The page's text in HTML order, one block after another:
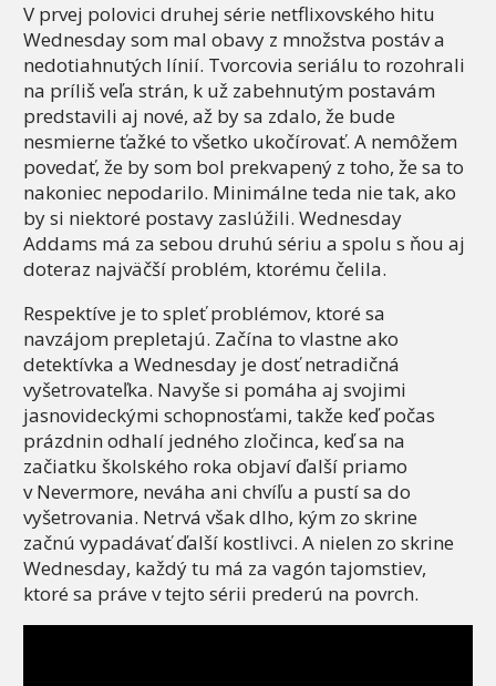
V prvej polovici druhej série netflixovského hitu
Wednesday som mal obavy z množstva postáv a
nedotiahnutých línií. Tvorcovia seriálu to rozohrali
na príliš veľa strán, k už zabehnutým postavám
predstavili aj nové, až by sa zdalo, že bude
nesmierne ťažké to všetko ukočírovať. A nemôžem
povedať, že by som bol prekvapený z toho, že sa to
nakoniec nepodarilo. Minimálne teda nie tak, ako
by si niektoré postavy zaslúžili. Wednesday
Addams má za sebou druhú sériu a spolu s ňou aj
doteraz najväčší problém, ktorému čelila.
Respektíve je to spleť problémov, ktoré sa
navzájom prepletajú. Začína to vlastne ako
detektívka a Wednesday je dosť netradičná
vyšetrovateľka. Navyše si pomáha aj svojimi
jasnovideckými schopnosťami, takže keď počas
prázdnin odhalí jedného zločinca, keď sa na
začiatku školského roka objaví ďalší priamo
v Nevermore, neváha ani chvíľu a pustí sa do
vyšetrovania. Netrvá však dlho, kým zo skrine
začnú vypadávať ďalší kostlivci. A nielen zo skrine
Wednesday, každý tu má za vagón tajomstiev,
ktoré sa práve v tejto sérii prederú na povrch.